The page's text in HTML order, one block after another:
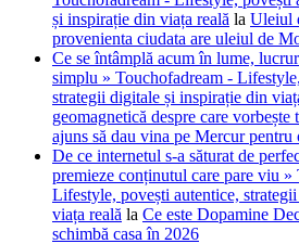
și inspirație din viața reală la Uleiul
provenienta ciudata are uleiul de
Ce se întâmplă acum în lume,
simplu » Touchofadream -
strategii digitale și inspirație din
geomagnetică despre care vorbește
ajuns să dau vina pe Mercur
De ce internetul s-a săturat de
premieze conținutul care pare viu »
Lifestyle, povești autentice,
viața reală la Ce este Dopamine
schimbă casa în 2026